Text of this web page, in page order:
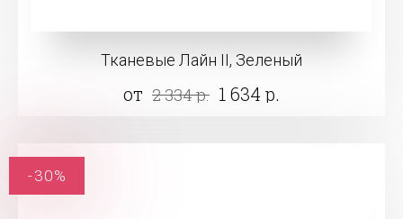
Тканевые Лайн II, Зеленый
от 2 334 р. 1 634 р.
-30%